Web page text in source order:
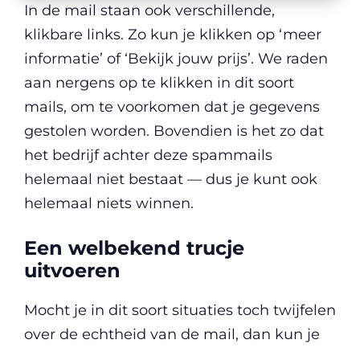
In de mail staan ook verschillende,
klikbare links. Zo kun je klikken op ‘meer
informatie’ of ‘Bekijk jouw prijs’. We raden
aan nergens op te klikken in dit soort
mails, om te voorkomen dat je gegevens
gestolen worden. Bovendien is het zo dat
het bedrijf achter deze spammails
helemaal niet bestaat — dus je kunt ook
helemaal niets winnen.
Een welbekend trucje
uitvoeren
Mocht je in dit soort situaties toch twijfelen
over de echtheid van de mail, dan kun je